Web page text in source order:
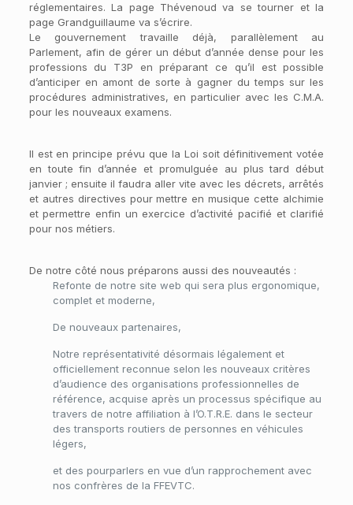
réglementaires. La page Thévenoud va se tourner et la
page Grandguillaume va s’écrire.
Le gouvernement travaille déjà, parallèlement au
Parlement, afin de gérer un début d’année dense pour les
professions du T3P en préparant ce qu’il est possible
d’anticiper en amont de sorte à gagner du temps sur les
procédures administratives, en particulier avec les C.M.A.
pour les nouveaux examens.
Il est en principe prévu que la Loi soit définitivement votée
en toute fin d’année et promulguée au plus tard début
janvier ; ensuite il faudra aller vite avec les décrets, arrêtés
et autres directives pour mettre en musique cette alchimie
et permettre enfin un exercice d’activité pacifié et clarifié
pour nos métiers.
De notre côté nous préparons aussi des nouveautés :
Refonte de notre site web qui sera plus ergonomique,
complet et moderne,
De nouveaux partenaires,
Notre représentativité désormais légalement et
officiellement reconnue selon les nouveaux critères
d’audience des organisations professionnelles de
référence, acquise après un processus spécifique au
travers de notre affiliation à l’O.T.R.E. dans le secteur
des transports routiers de personnes en véhicules
légers,
et des pourparlers en vue d’un rapprochement avec
nos confrères de la FFEVTC.